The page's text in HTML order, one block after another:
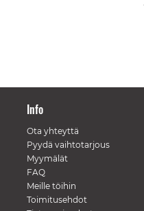
Info
Ota yhteyttä
Pyydä vaihtotarjous
Myymälät
FAQ
Meille töihin
Toimitusehdot